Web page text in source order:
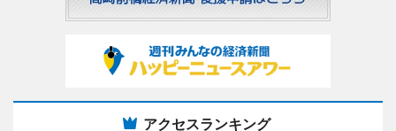
アクセスランキング